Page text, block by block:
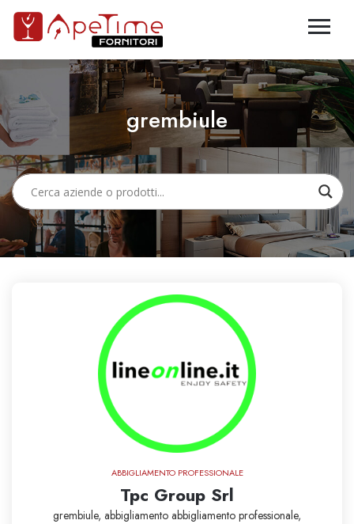
grembiule
ABBIGLIAMENTO PROFESSIONALE
Tpc Group Srl
grembiule, abbigliamento abbigliamento professionale,